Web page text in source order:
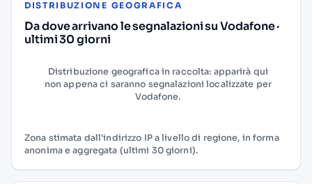
DISTRIBUZIONE GEOGRAFICA
Da dove arrivano le segnalazioni su Vodafone ·
ultimi 30 giorni
Distribuzione geografica in raccolta: apparirà qui
non appena ci saranno segnalazioni localizzate per
Vodafone.
Zona stimata dall'indirizzo IP a livello di regione, in forma
anonima e aggregata (ultimi 30 giorni).